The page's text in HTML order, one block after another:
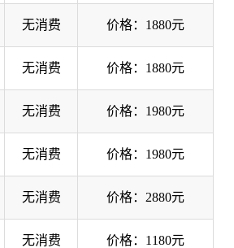
无消费 价格：1880元
无消费 价格：1880元
无消费 价格：1980元
无消费 价格：1980元
无消费 价格：2880元
无消费 价格：1180元